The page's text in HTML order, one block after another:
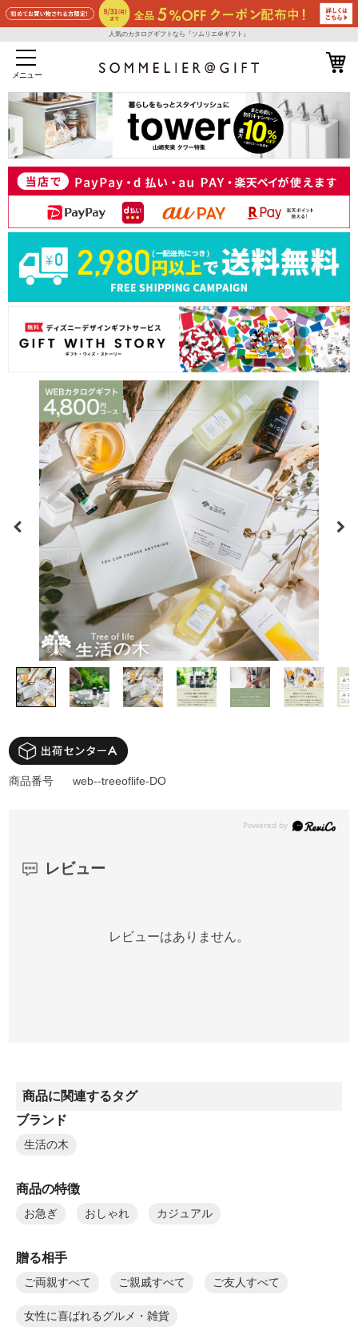
人気のカタログギフトなら『ソムリエ＠ギフト』
メニュー
商品番号 web--treeoflife-DO
レビュー
レビューはありません。
商品に関連するタグ
ブランド
生活の木
商品の特徴
お急ぎ おしゃれ カジュアル
贈る相手
ご両親すべて ご親戚すべて ご友人すべて
女性に喜ばれるグルメ・雑貨